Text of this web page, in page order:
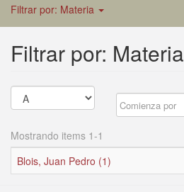
Filtrar por: Materia
Filtrar por: Materia
Mostrando items 1-1
Blois, Juan Pedro (1)